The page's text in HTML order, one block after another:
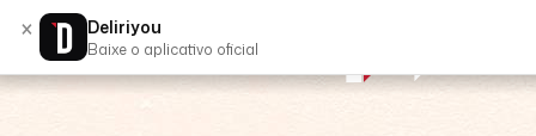
× Deliriyou
Baixe o aplicativo oficial